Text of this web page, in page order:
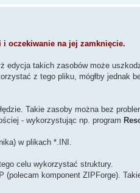
oczekiwanie na jej zamknięcie.
edycja takich zasobów może
z tego pliku, mógłby jednak
Takie zasoby można bez
- wykorzystując np. program
w plikach *.INI.
celu wykorzystać struktury.
(polecam komponent ZIPForge).